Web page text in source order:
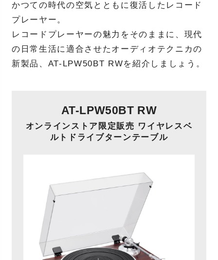
かつての時代の空気とともに復活したレコード
プレーヤー。
レコードプレーヤーの魅力をそのままに、現代
の日常生活に適合させたオーディオテクニカの
新製品、AT-LPW50BT RWを紹介しましょう。
AT-LPW50BT RW
オンラインストア限定販売 ワイヤレスベ
ルトドライブターンテーブル